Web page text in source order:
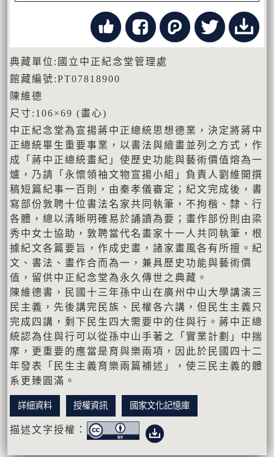
典藏單位:國立中正紀念堂管理處
館藏編號:PT07818900
陳維德
尺寸:106×69 (畫心)
中正紀念堂為宣揚蔣中正總統思想德業，決定將蔣中
正總統畢生重要事業，以書法與繪畫並列之方式，作
成「蔣中正總統畫紀」使歷史功能與藝術價值熔為一
爐，乃請「永懷領袖文物宣揚小組」負責人劉維開撰
稿短篇紀事一百則，由秦孝儀審定；紀文完成後，書
寫部份敦聘十位書法名家共同執筆，不拘楷、隸、行
各體，總以清晰明確易於誦讀為要；畫作部份則由梁
秀中女士協助，敦聘當代名畫家十一人共同執筆，根
據紀文各篇要旨，作成史畫，諸家畫風各有所擅。紀
文、書法、畫作合而為一，兼具歷史功能與藝術價
值，留供中正紀念堂為永久傳世之典藏。
陳維德書，民國十三年孫中山在廣州中山大學講演三
民主義，先後講完民族、民權各六講，但民生主義只
完成四講，剩下民生四大需要中的住與行。蔣中正總
統認為住與行可以從孫中山手著之「實業計劃」中揣
摩，更重要的應當是育與樂兩項，因此於民國四十二
年發表「民生主義育樂兩篇補述」，使三民主義的體
系更臻圓滿。
詳細資料 授權資訊 國家文化記憶庫
描述文字授權：